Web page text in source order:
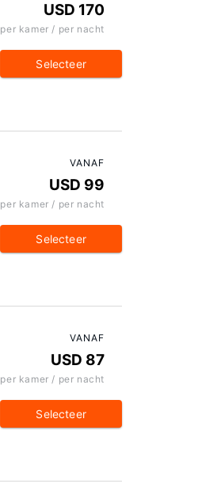
USD 170
per kamer / per nacht
Selecteer
VANAF
USD 99
per kamer / per nacht
Selecteer
VANAF
USD 87
per kamer / per nacht
Selecteer